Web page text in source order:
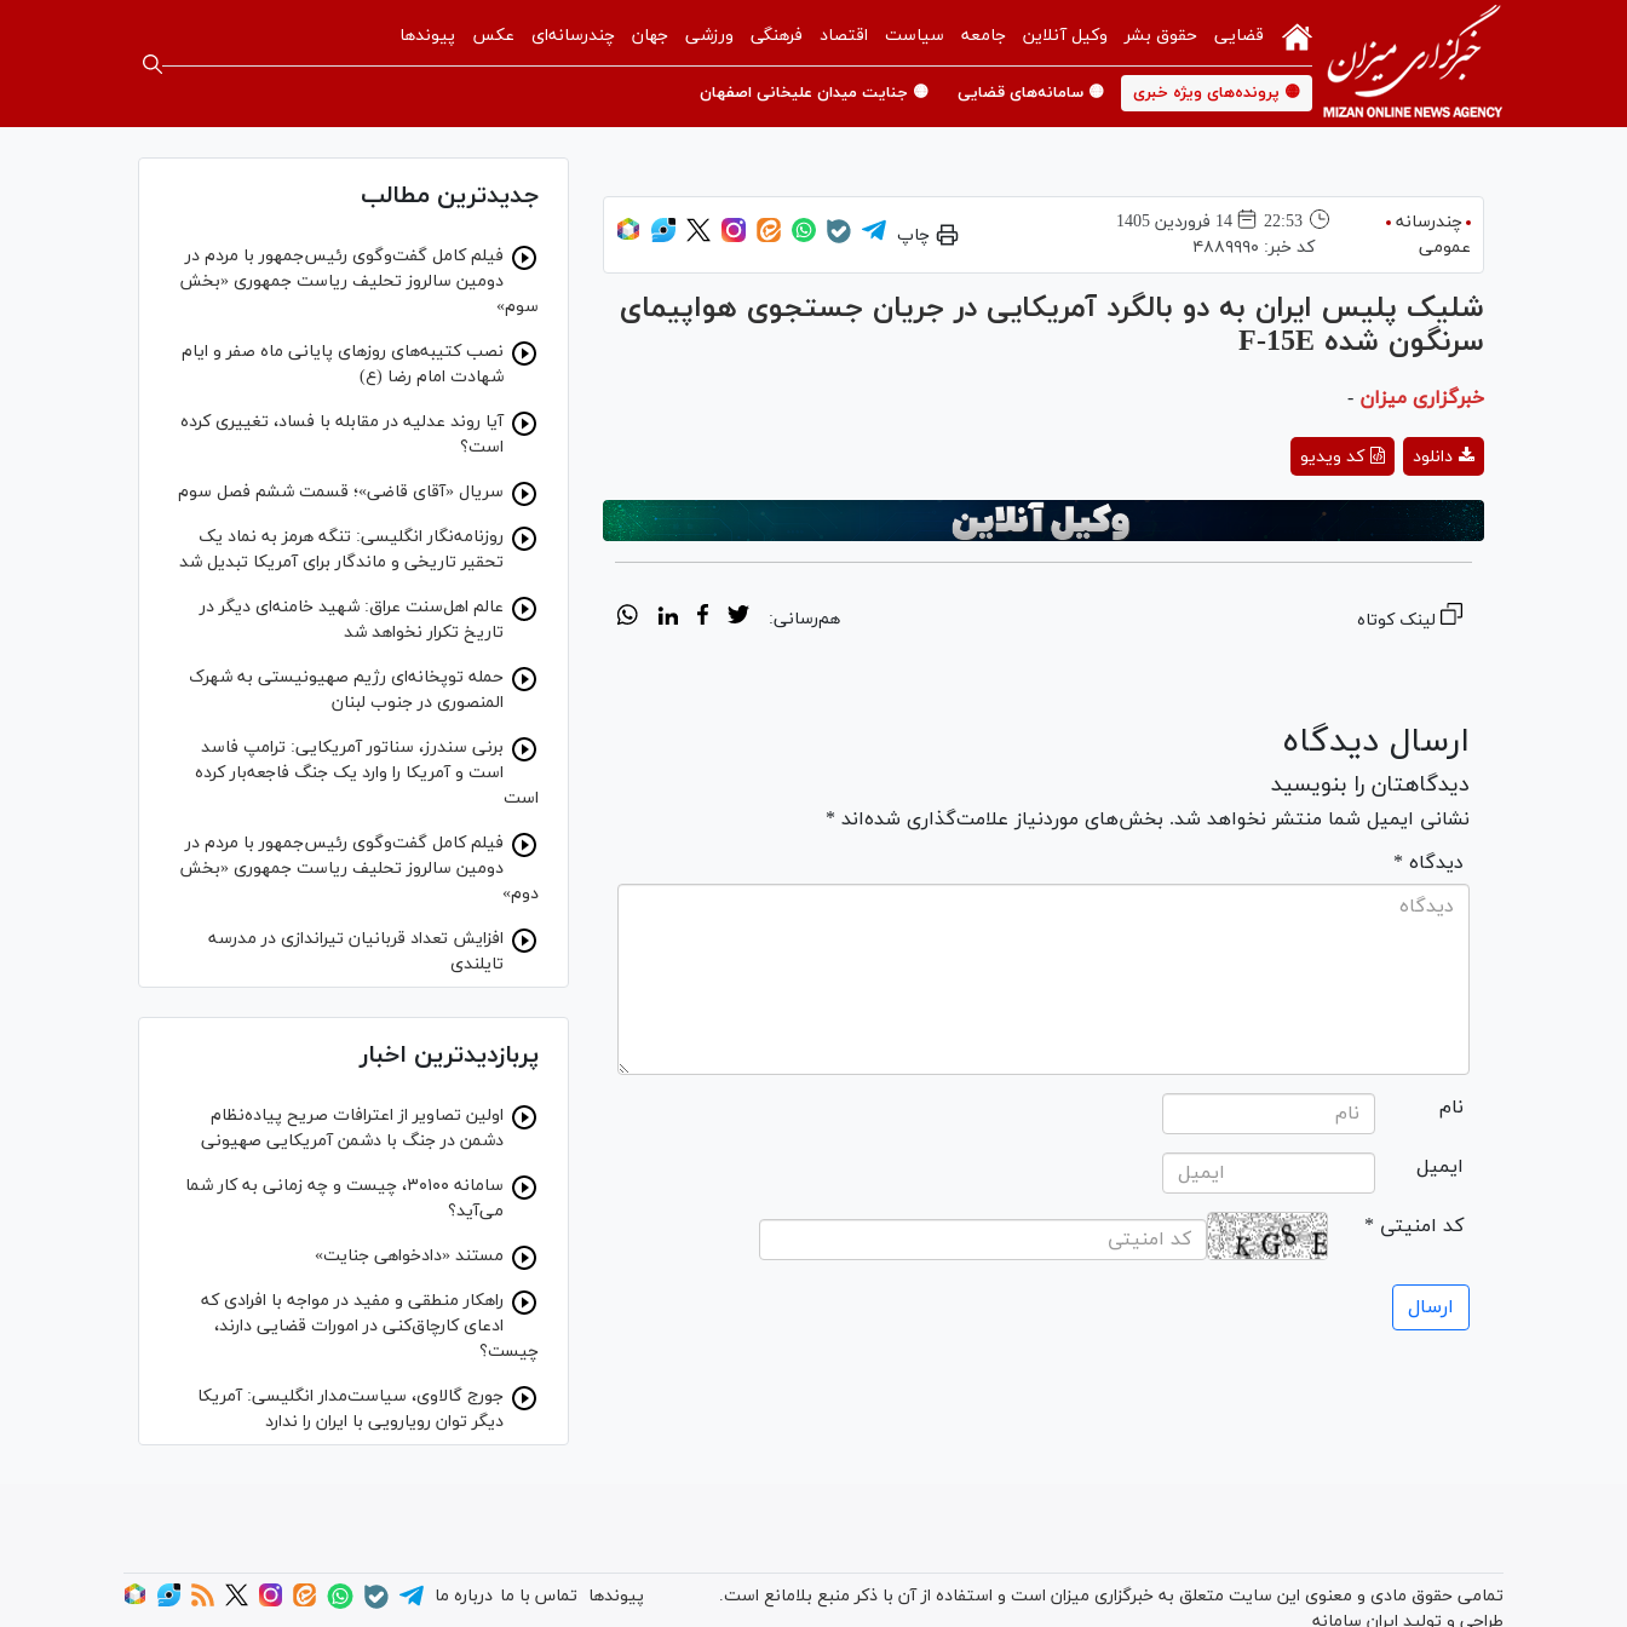
قضایی حقوق بشر وکیل آنلاین جامعه سیاست اقتصاد فرهنگی ورزشی جهان چندرسانه‌ای عکس پیوندها
🟡 پرونده‌های ویژه خبری 🟡 سامانه‌های قضایی 🟡 جنایت میدان علیخانی اصفهان
چندرسانه
عمومی
22:53
14 فروردين 1405
کد خبر: ۴۸۸۹۹۹۰
چاپ
شلیک پلیس ایران به دو بالگرد آمریکایی در جریان جستجوی هواپیمای
سرنگون شده F-15E
خبرگزاری میزان -
Video
کد ویدیو دانلود
لینک کوتاه هم‌رسانی:
ارسال دیدگاه
دیدگاهتان را بنویسید
نشانی ایمیل شما منتشر نخواهد شد. بخش‌های موردنیاز علامت‌گذاری شده‌اند *
* دیدگاه
نام
ایمیل
* کد امنیتی
جدیدترین مطالب
فیلم کامل گفت‌وگوی رئیس‌جمهور با مردم در
دومین سالروز تحلیف ریاست جمهوری «بخش
سوم»
نصب کتیبه‌های روز‌های پایانی ماه صفر و ایام
شهادت امام رضا (ع)
آیا روند عدلیه در مقابله با فساد، تغییری کرده
است؟
سریال «آقای قاضی»؛ قسمت ششم فصل سوم
روزنامه‌نگار انگلیسی: تنگه هرمز به نماد یک
تحقیر تاریخی و ماندگار برای آمریکا تبدیل شد
عالم اهل‌سنت عراق: شهید خامنه‌ای دیگر در
تاریخ تکرار نخواهد شد
حمله توپخانه‌ای رژیم صهیونیستی به شهرک
المنصوری در جنوب لبنان
برنی سندرز، سناتور آمریکایی: ترامپ فاسد
است و آمریکا را وارد یک جنگ فاجعه‌بار کرده
است
فیلم کامل گفت‌وگوی رئیس‌جمهور با مردم در
دومین سالروز تحلیف ریاست جمهوری «بخش
دوم»
افزایش تعداد قربانیان تیراندازی در مدرسه
تایلندی
پربازدیدترین اخبار
اولین تصاویر از اعترافات صریح پیاده‌نظام‌
دشمن در جنگ با دشمن آمریکایی صهیونی
سامانه ۳۰۱۰۰، چیست و چه زمانی به کار شما
می‌آید؟
مستند «دادخواهی جنایت»
راهکار منطقی و مفید در مواجه با افرادی که
ادعای کارچاق‌کنی در امورات قضایی دارند،
چیست؟
جورج گالاوی، سیاست‌مدار انگلیسی: آمریکا
دیگر توان رویارویی با ایران را ندارد
تمامی حقوق مادی و معنوی این سایت متعلق به خبرگزاری میزان است و استفاده از آن با ذکر منبع بلامانع است.
طراحی و تولید ایران سامانه
پیوندها تماس با ما درباره ما